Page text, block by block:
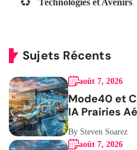
Sujets Récents
août 7, 2026
Mode40 et
IA Prairies
By Steven Soarez
août 7, 2026